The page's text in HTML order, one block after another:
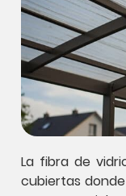
La fibra de
cubiertas